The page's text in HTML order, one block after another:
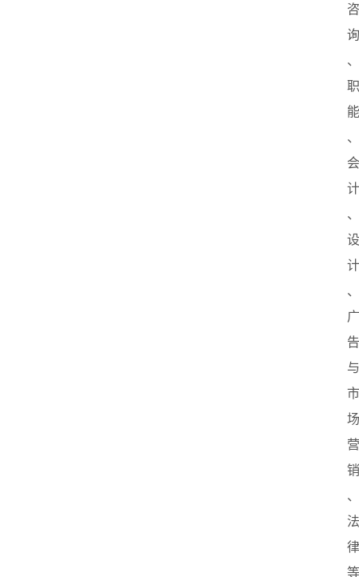
咨
询
、
职
能
、
会
计
、
设
计
、
广
告
与
市
场
营
销
、
法
律
等